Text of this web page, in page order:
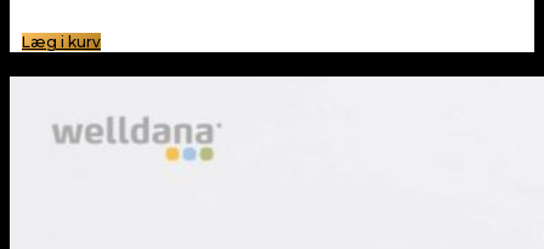
Læg i kurv